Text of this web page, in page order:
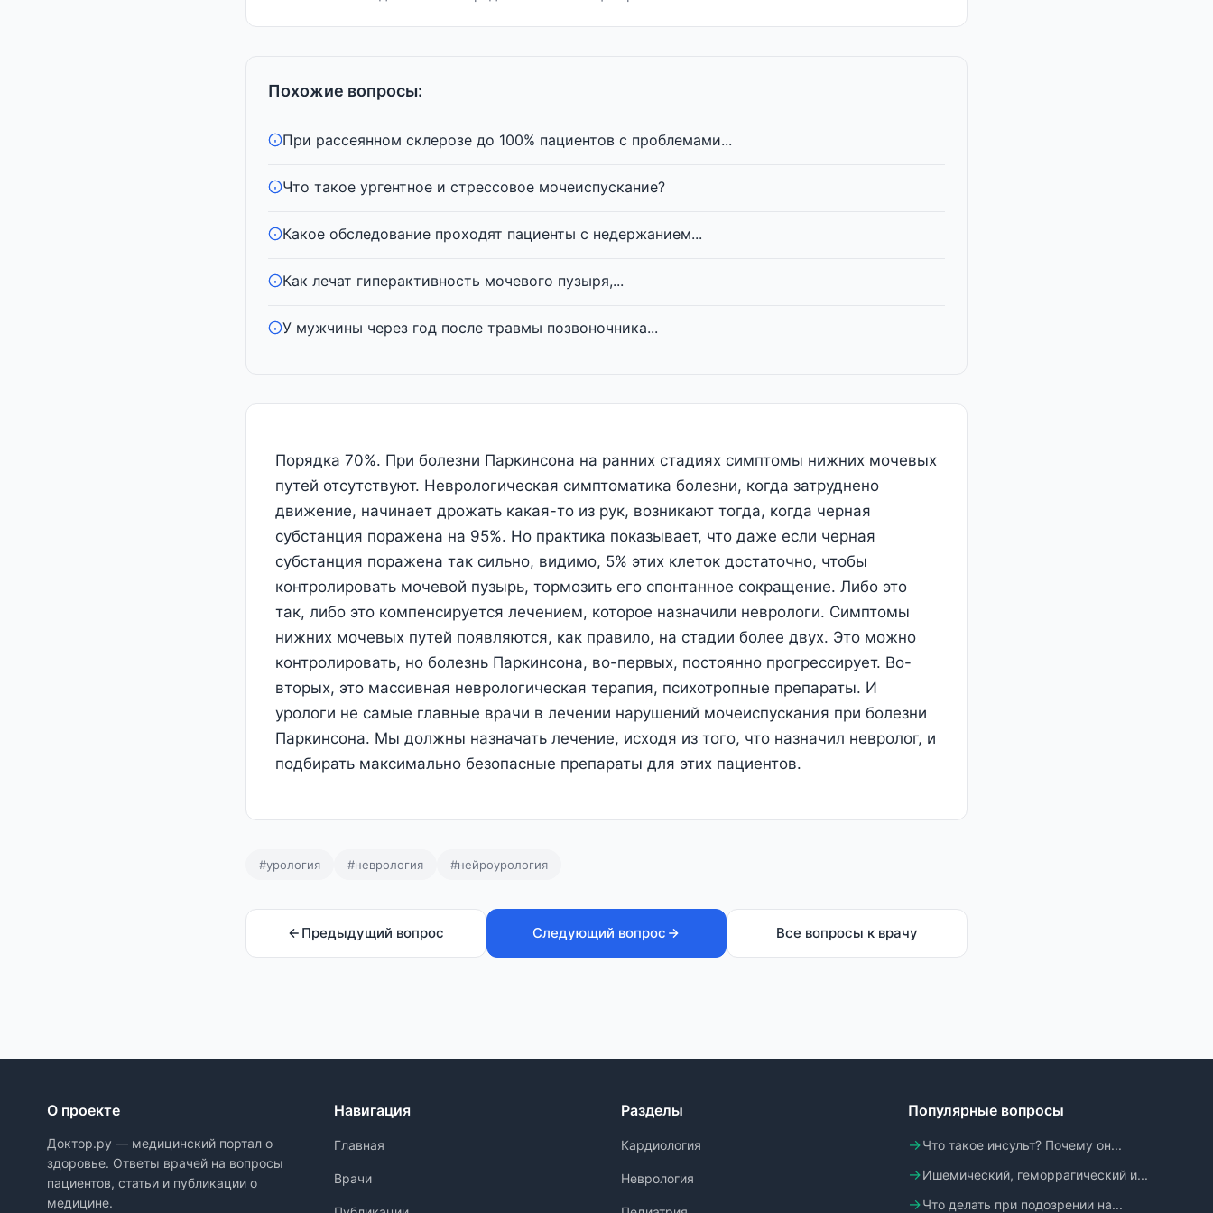
Похожие вопросы:
При рассеянном склерозе до 100% пациентов с проблемами...
Что такое ургентное и стрессовое мочеиспускание?
Какое обследование проходят пациенты с недержанием...
Как лечат гиперактивность мочевого пузыря,...
У мужчины через год после травмы позвоночника...
Порядка 70%. При болезни Паркинсона на ранних стадиях симптомы нижних мочевых
путей отсутствуют. Неврологическая симптоматика болезни, когда затруднено
движение, начинает дрожать какая-то из рук, возникают тогда, когда черная
субстанция поражена на 95%. Но практика показывает, что даже если черная
субстанция поражена так сильно, видимо, 5% этих клеток достаточно, чтобы
контролировать мочевой пузырь, тормозить его спонтанное сокращение. Либо это
так, либо это компенсируется лечением, которое назначили неврологи. Симптомы
нижних мочевых путей появляются, как правило, на стадии более двух. Это можно
контролировать, но болезнь Паркинсона, во-первых, постоянно прогрессирует. Во-
вторых, это массивная неврологическая терапия, психотропные препараты. И
урологи не самые главные врачи в лечении нарушений мочеиспускания при болезни
Паркинсона. Мы должны назначать лечение, исходя из того, что назначил невролог, и
подбирать максимально безопасные препараты для этих пациентов.
#урология #неврология #нейроурология
Предыдущий вопрос Следующий вопрос Все вопросы к врачу
О проекте
Доктор.ру — медицинский портал о
здоровье. Ответы врачей на вопросы
пациентов, статьи и публикации о
медицине.
Навигация
Главная
Врачи
Разделы
Кардиология
Неврология
Популярные вопросы
Что такое инсульт? Почему он...
Ишемический, геморрагический и...
Что делать при подозрении на...